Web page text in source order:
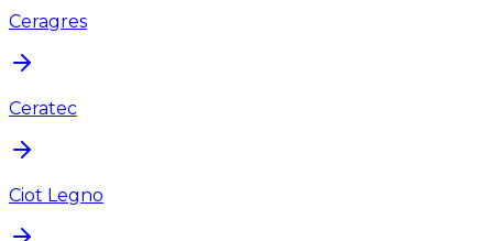
Ceragres
Ceratec
Ciot Legno